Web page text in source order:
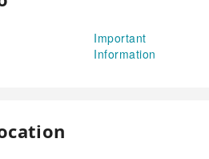
Important
Information